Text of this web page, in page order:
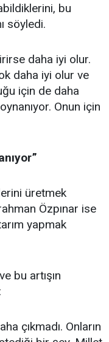
bu
söyledi.
daha iyi olur.
daha iyi olur ve
için de daha
Onun için
üretmek
Özpınar ise
yapmak
bu artışın
çıkmadı. Onların